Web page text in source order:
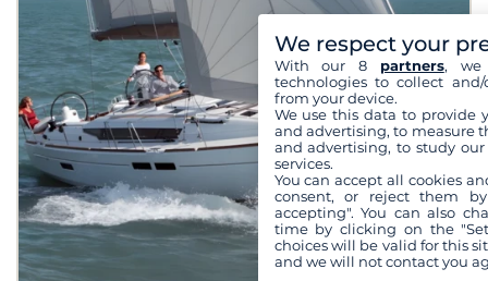
We respect your
With our 8 partners, we
technologies to collect
from your device.
We use this data to provide
and advertising, to measure
and advertising, to study
services.
You can accept all cookies
consent, or reject them
accepting". You can also
time by clicking on the
choices will be valid for this
and we will not contact you